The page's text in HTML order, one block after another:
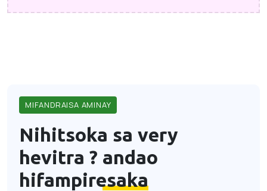
MIFANDRAISA AMINAY
Nihitsoka sa very
hevitra ? andao
hifampiresaka